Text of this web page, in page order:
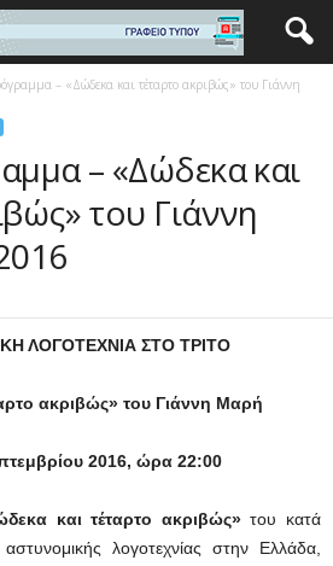
– «Δώδεκα και τέταρτο ακριβώς» του Γιάννη
– «Δώδεκα και
του Γιάννη
ΛΟΓΟΤΕΧΝΙΑ ΣΤΟ ΤΡΙΤΟ
ακριβώς» του Γιάννη Μαρή
2016, ώρα 22:00
και τέταρτο ακριβώς»του κατά
λογοτεχνίας στην Ελλάδα,